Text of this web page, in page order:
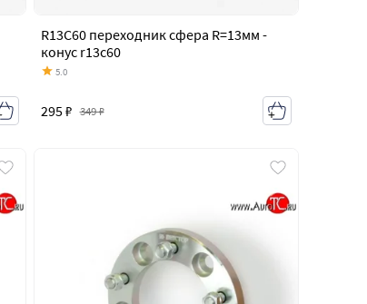
R13C60 переходник сфера R=13мм -
конус r13c60
5.0
295 ₽ 349 ₽